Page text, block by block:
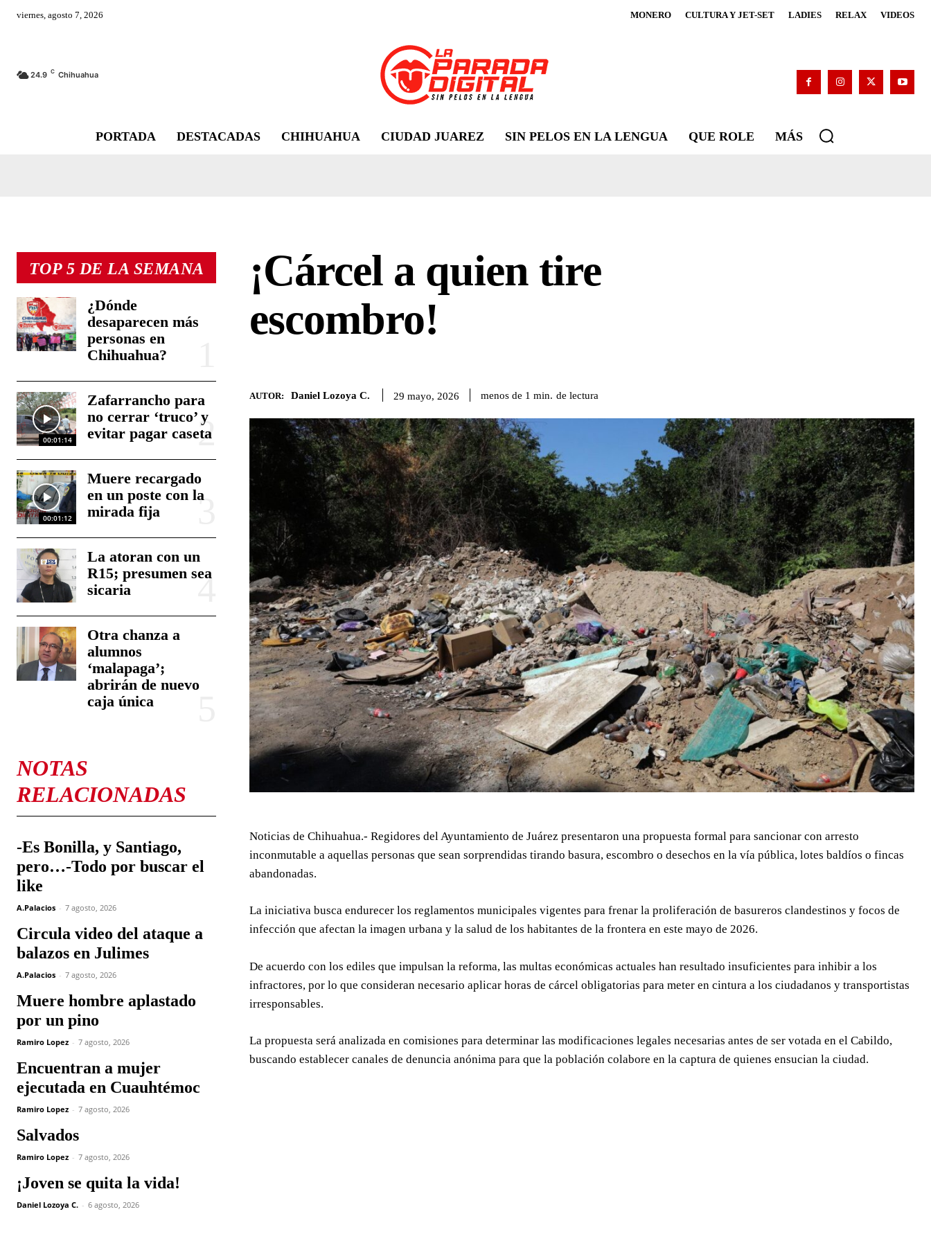
viernes, agosto 7, 2026 MONERO CULTURA Y JET-SET LADIES RELAX VIDEOS
24.9 C Chihuahua
PORTADA DESTACADAS CHIHUAHUA CIUDAD JUAREZ SIN PELOS EN LA LENGUA QUE ROLE MÁS
TOP 5 DE LA SEMANA
¿Dónde
desaparecen más
personas en
Chihuahua?
00:01:14
Zafarrancho para
no cerrar ‘truco’ y
evitar pagar caseta
00:01:12
Muere recargado
en un poste con la
mirada fija
La atoran con un
R15; presumen sea
sicaria
Otra chanza a
alumnos
‘malapaga’;
abrirán de nuevo
caja única
NOTAS
RELACIONADAS
-Es Bonilla, y Santiago,
pero…-Todo por buscar el
like
A.Palacios - 7 agosto, 2026
Circula video del ataque a
balazos en Julimes
A.Palacios - 7 agosto, 2026
Muere hombre aplastado
por un pino
Ramiro Lopez - 7 agosto, 2026
Encuentran a mujer
ejecutada en Cuauhtémoc
Ramiro Lopez - 7 agosto, 2026
Salvados
Ramiro Lopez - 7 agosto, 2026
¡Joven se quita la vida!
Daniel Lozoya C. - 6 agosto, 2026
¡Cárcel a quien tire
escombro!
AUTOR: Daniel Lozoya C. 29 mayo, 2026 menos de 1 min. de lectura
Noticias de Chihuahua.- Regidores del Ayuntamiento de Juárez presentaron una propuesta formal para sancionar con arresto
inconmutable a aquellas personas que sean sorprendidas tirando basura, escombro o desechos en la vía pública, lotes baldíos o fincas
abandonadas.
La iniciativa busca endurecer los reglamentos municipales vigentes para frenar la proliferación de basureros clandestinos y focos de
infección que afectan la imagen urbana y la salud de los habitantes de la frontera en este mayo de 2026.
De acuerdo con los ediles que impulsan la reforma, las multas económicas actuales han resultado insuficientes para inhibir a los
infractores, por lo que consideran necesario aplicar horas de cárcel obligatorias para meter en cintura a los ciudadanos y transportistas
irresponsables.
La propuesta será analizada en comisiones para determinar las modificaciones legales necesarias antes de ser votada en el Cabildo,
buscando establecer canales de denuncia anónima para que la población colabore en la captura de quienes ensucian la ciudad.